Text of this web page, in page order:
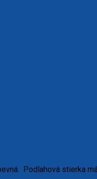
Podlahová stierka